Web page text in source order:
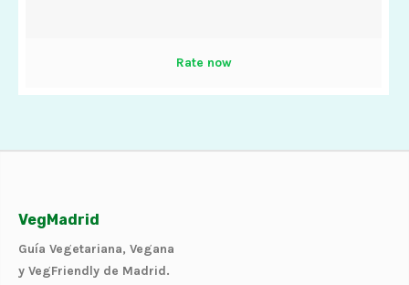
Rate now
VegMadrid
Guía Vegetariana, Vegana
y VegFriendly de Madrid.